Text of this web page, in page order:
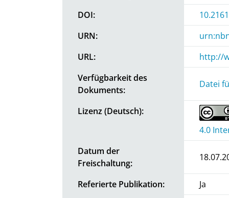
DOI:
URN:
URL:
http://
Verfügbarkeit des
Dokuments:
Datei
Lizenz (Deutsch):
4.0
Datum der
Freischaltung:
Referierte Publikation:
Ja